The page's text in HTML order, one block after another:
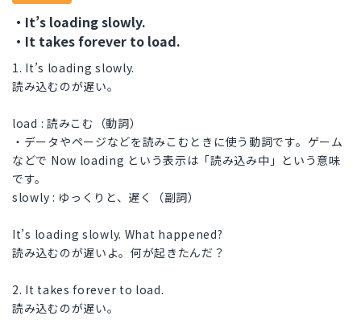
・It’s loading slowly.
・It takes forever to load.
1. It’s loading slowly.
読み込むのが遅い。
load : 読みこむ（動詞）
・データやページなどを読みこむときに使う動詞です。ゲーム
などで Now loading という表示は「読み込み中」という意味
です。
slowly : ゆっくりと、遅く（副詞）
It’s loading slowly. What happened?
読み込むのが遅いよ。何が起きたんだ？
2. It takes forever to load.
読み込むのが遅い。